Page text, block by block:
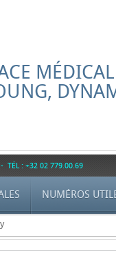
- TÉL : +32 02 779.00.69
NUMÉROS